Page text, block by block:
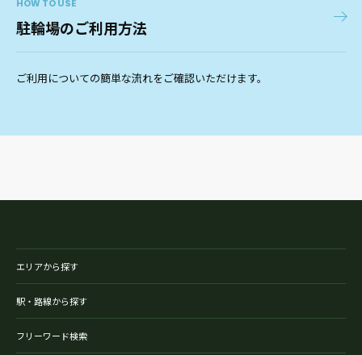
HOW TO USE
駐輪場のご利用方法
ご利用についての簡単な流れをご確認いただけます。
エリアから探す
駅・路線から探す
フリーワード検索